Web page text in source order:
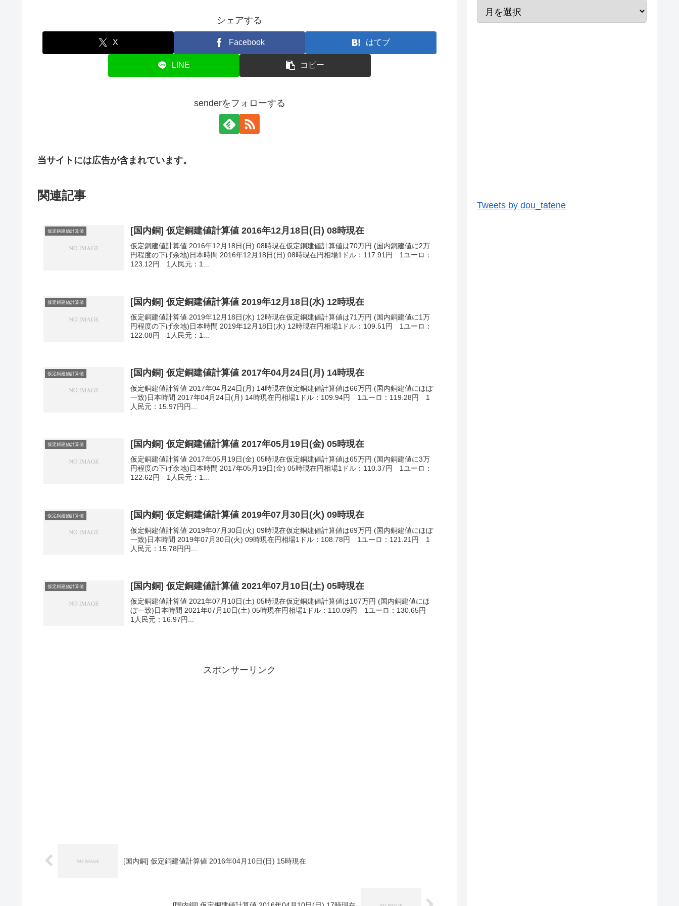
シェアする
X Facebook はてブ
LINE コピー
senderをフォローする
当サイトには広告が含まれています。
関連記事
仮定銅建値計算値 [国内銅] 仮定銅建値計算値 2016年12月18日(日) 08時現在
仮定銅建値計算値 2016年12月18日(日) 08時現在仮定銅建値計算値は70万円 (国内銅建値に2万
円程度の下げ余地)日本時間 2016年12月18日(日) 08時現在円相場1ドル：117.91円 1ユーロ：
123.12円 1人民元：1...
仮定銅建値計算値 [国内銅] 仮定銅建値計算値 2019年12月18日(水) 12時現在
仮定銅建値計算値 2019年12月18日(水) 12時現在仮定銅建値計算値は71万円 (国内銅建値に1万
円程度の下げ余地)日本時間 2019年12月18日(水) 12時現在円相場1ドル：109.51円 1ユーロ：
122.08円 1人民元：1...
仮定銅建値計算値 [国内銅] 仮定銅建値計算値 2017年04月24日(月) 14時現在
仮定銅建値計算値 2017年04月24日(月) 14時現在仮定銅建値計算値は66万円 (国内銅建値にほぼ
一致)日本時間 2017年04月24日(月) 14時現在円相場1ドル：109.94円 1ユーロ：119.28円 1
人民元：15.97円円...
仮定銅建値計算値 [国内銅] 仮定銅建値計算値 2017年05月19日(金) 05時現在
仮定銅建値計算値 2017年05月19日(金) 05時現在仮定銅建値計算値は65万円 (国内銅建値に3万
円程度の下げ余地)日本時間 2017年05月19日(金) 05時現在円相場1ドル：110.37円 1ユーロ：
122.62円 1人民元：1...
仮定銅建値計算値 [国内銅] 仮定銅建値計算値 2019年07月30日(火) 09時現在
仮定銅建値計算値 2019年07月30日(火) 09時現在仮定銅建値計算値は69万円 (国内銅建値にほぼ
一致)日本時間 2019年07月30日(火) 09時現在円相場1ドル：108.78円 1ユーロ：121.21円 1
人民元：15.78円円...
仮定銅建値計算値 [国内銅] 仮定銅建値計算値 2021年07月10日(土) 05時現在
仮定銅建値計算値 2021年07月10日(土) 05時現在仮定銅建値計算値は107万円 (国内銅建値にほ
ぼ一致)日本時間 2021年07月10日(土) 05時現在円相場1ドル：110.09円 1ユーロ：130.65円
1人民元：16.97円...
スポンサーリンク
[国内銅] 仮定銅建値計算値 2016年04月10日(日) 15時現在
Tweets by dou_tatene